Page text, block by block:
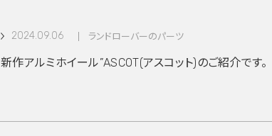
2024.09.06 ランドローバーのパーツ
新作アルミホイール”ASCOT(アスコット)のご紹介です。